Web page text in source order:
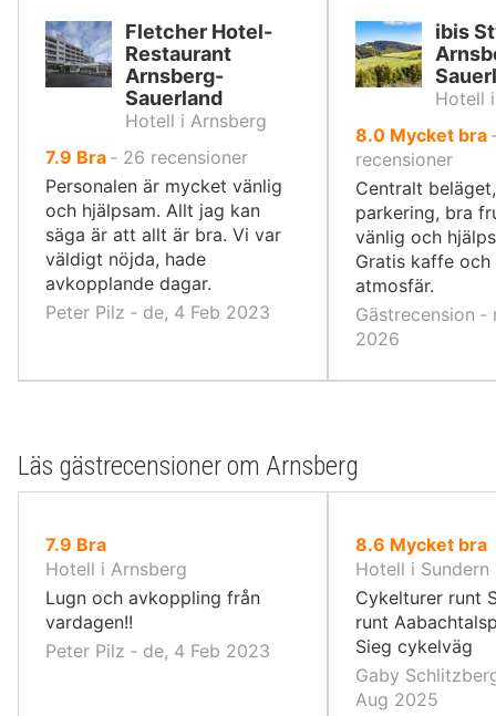
Fletcher Hotel-
Restaurant
Arnsberg-
Sauerland
Hotell i Arnsberg
7.9 av
10,
Bra ‐ 26 recensioner
Personalen är mycket vänlig
och hjälpsam. Allt jag kan
säga är att allt är bra. Vi var
väldigt nöjda, hade
avkopplande dagar.
Peter Pilz ‐ de, 4 Feb 2023
ibis
Hotell
8.0av
10,
Mycket bra
recensioner
Centralt
parkering, bra
vänlig och
Gratis kaffe
atmosfär.
Gästrecension ‐
2026
Läs gästrecensioner om Arnsberg
7.9 av
10,
Bra
Hotell i Arnsberg
Lugn och avkoppling från
vardagen!!
Peter Pilz ‐ de, 4 Feb 2023
8.6 av
10,
Mycket bra
Hotell i Sundern
Cykelturer runt
runt
Sieg cykelväg
Gaby
Aug 2025